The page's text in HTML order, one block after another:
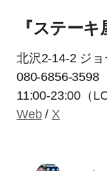
『ステーキ
北沢2-14-2 ジョ
080-6856-3598
11:00-23:00（
Web/ X